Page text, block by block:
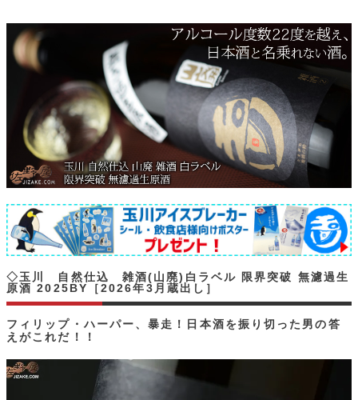
フィリップ・ハーパー、暴走！日本酒を振り切った男の答
えがこれだ！！
◇玉川 自然仕込 雑酒(山廃)白ラベル 限界突破 無濾過生
原酒 2025BY［2026年3月蔵出し］